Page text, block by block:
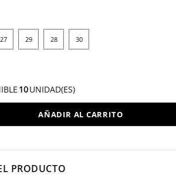
27 28
29 30
10UNIDAD(ES)
AÑADIR AL CARRITO
PRODUCTO